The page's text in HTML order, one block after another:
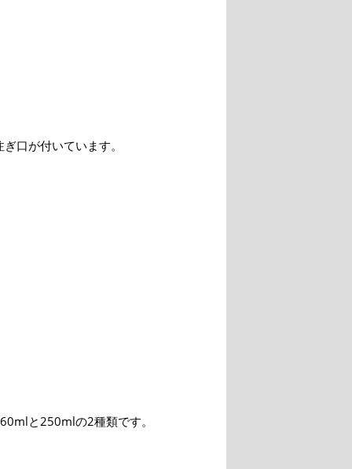
口が付いています。
と250mlの2種類です。